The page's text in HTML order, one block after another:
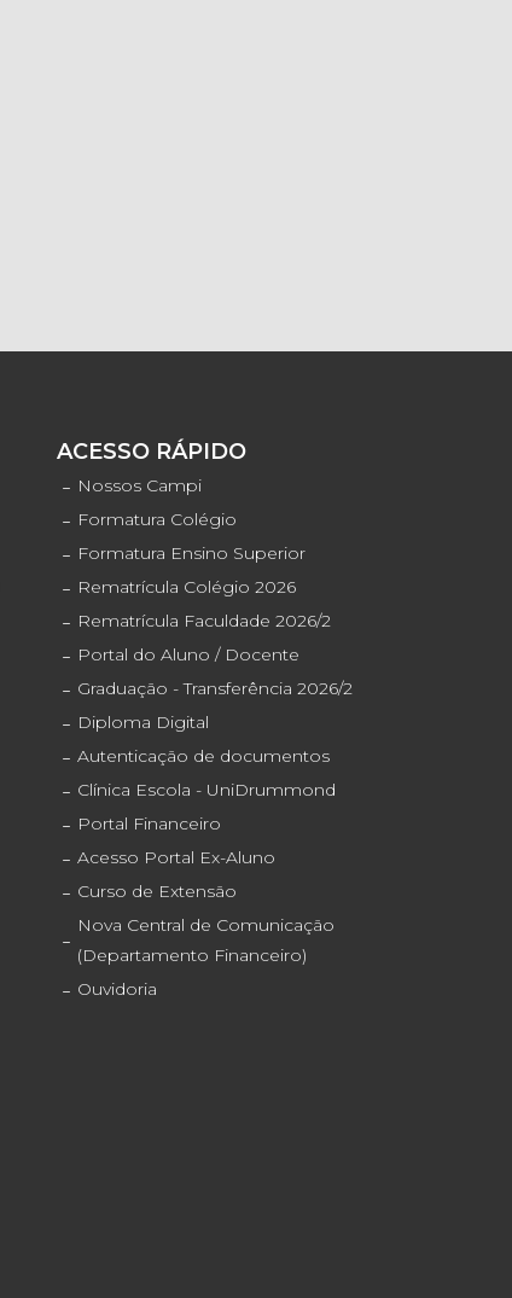
ACESSO RÁPIDO
Nossos Campi
Formatura Colégio
Formatura Ensino Superior
Rematrícula Colégio 2026
Rematrícula Faculdade 2026/2
Portal do Aluno / Docente
Graduação - Transferência 2026/2
Diploma Digital
Autenticação de documentos
Clínica Escola - UniDrummond
Portal Financeiro
Acesso Portal Ex-Aluno
Curso de Extensão
Nova Central de Comunicação
(Departamento Financeiro)
Ouvidoria